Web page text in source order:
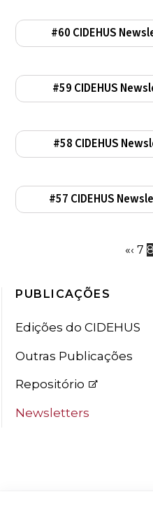
#60 CIDEHUS
#59 CIDEHUS
#58 CIDEHUS
#57 CIDEHUS
«‹ 7 8
PUBLICAÇÕES
Edições do CIDEHUS
Outras Publicações
Repositório
Newsletters